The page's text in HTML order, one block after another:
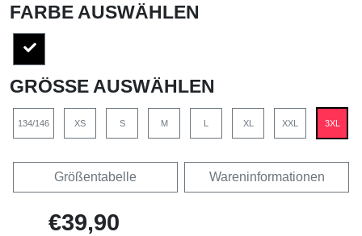
FARBE AUSWÄHLEN
GRÖSSE AUSWÄHLEN
134/146 XS S M L XL XXL 3XL
Größentabelle Wareninformationen
€39,90